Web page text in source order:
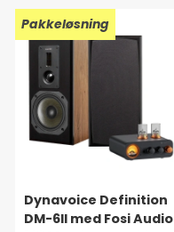
Pakkeløsning
Dynavoice Definition
DM-6II med Fosi Audio